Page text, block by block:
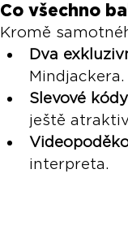
Co všechno
Kromě
Dva
Mindjackera.
Slevové kódy
ještě
interpreta.